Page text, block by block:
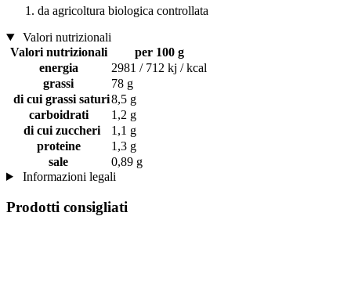
da agricoltura biologica controllata
Valori nutrizionali
Valori nutrizionali
per 100 g
energia
2981 / 712 kj / kcal
grassi
78 g
di cui grassi saturi8,5 g
carboidrati
1,2 g
di cui zuccheri
1,1 g
proteine
1,3 g
sale
0,89 g
Informazioni legali
Prodotti consigliati